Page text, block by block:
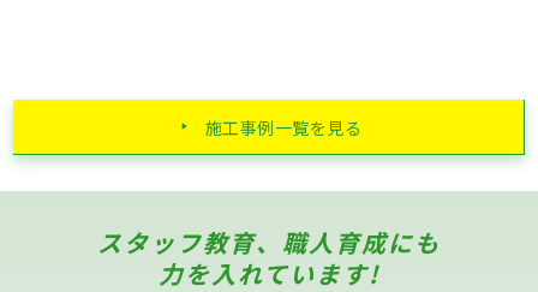
施工事例一覧を見る
スタッフ教育、職人育成にも
力を入れています!